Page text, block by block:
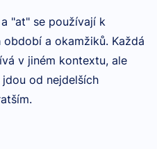
"at" se používají k
a okamžiků. Každá
v jiném kontextu, ale
od nejdelších